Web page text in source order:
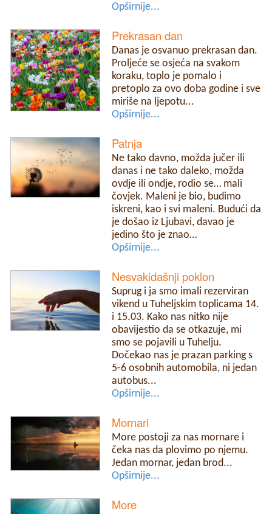
Opširnije...
Prekrasan dan
Danas je osvanuo prekrasan dan.
Proljeće se osjeća na svakom
koraku, toplo je pomalo i
pretoplo za ovo doba godine i sve
miriše na ljepotu...
Opširnije...
Patnja
Ne tako davno, možda jučer ili
danas i ne tako daleko, možda
ovdje ili ondje, rodio se… mali
čovjek. Maleni je bio, budimo
iskreni, kao i svi maleni. Budući da
je došao iz Ljubavi, davao je
jedino što je znao…
Opširnije...
Nesvakidašnji poklon
Suprug i ja smo imali rezerviran
vikend u Tuheljskim toplicama 14.
i 15.03. Kako nas nitko nije
obavijestio da se otkazuje, mi
smo se pojavili u Tuhelju.
Dočekao nas je prazan parking s
5-6 osobnih automobila, ni jedan
autobus...
Opširnije...
Mornari
More postoji za nas mornare i
čeka nas da plovimo po njemu.
Jedan mornar, jedan brod...
Opširnije...
More